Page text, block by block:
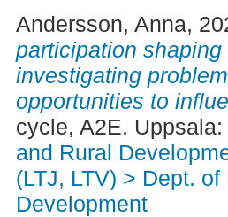
Andersson, Anna,
participation
investigating
opportunities to
cycle, A2E. Uppsala:
and Rural
(LTJ, LTV) > Dept.
Development